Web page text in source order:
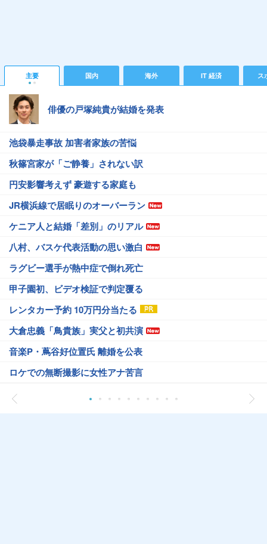
主要 国内 海外 IT 経済 ス
俳優の戸塚純貴が結婚を発表
池袋暴走事故 加害者家族の苦悩
秋篠宮家が「ご静養」されない訳
円安影響考えず 豪遊する家庭も
JR横浜線で居眠りのオーバーラン
ケニア人と結婚「差別」のリアル
八村、バスケ代表活動の思い激白
ラグビー選手が熱中症で倒れ死亡
甲子園初、ビデオ検証で判定覆る
レンタカー予約 10万円分当たる
大倉忠義「鳥貴族」実父と初共演
音楽P・蔦谷好位置氏 離婚を公表
ロケでの無断撮影に女性アナ苦言